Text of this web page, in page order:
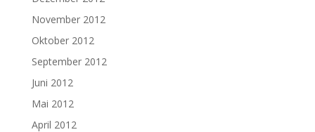
November 2012
Oktober 2012
September 2012
Juni 2012
Mai 2012
April 2012